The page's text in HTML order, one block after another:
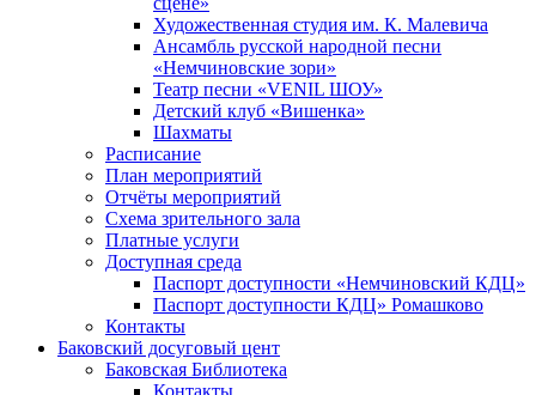
Художественная студия им. К. Малевича
Ансамбль русской народной песни
«Немчиновские зори»
Театр песни «VENIL ШОУ»
Детский клуб «Вишенка»
Шахматы
Расписание
План мероприятий
Отчёты мероприятий
Схема зрительного зала
Платные услуги
Доступная среда
Паспорт доступности «Немчиновский КДЦ»
Паспорт доступности КДЦ» Ромашково
Контакты
Баковский досуговый цент
Баковская Библиотека
Контакты